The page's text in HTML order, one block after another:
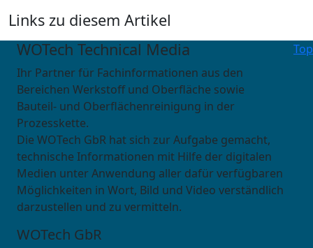
Links zu diesem Artikel
Top
WOTech Technical Media
Ihr Partner für Fachinformationen aus den
Bereichen Werkstoff und Oberfläche sowie
Bauteil- und Oberflächenreinigung in der
Prozesskette.
Die WOTech GbR hat sich zur Aufgabe gemacht,
technische Informationen mit Hilfe der digitalen
Medien unter Anwendung aller dafür verfügbaren
Möglichkeiten in Wort, Bild und Video verständlich
darzustellen und zu vermitteln.
WOTech GbR